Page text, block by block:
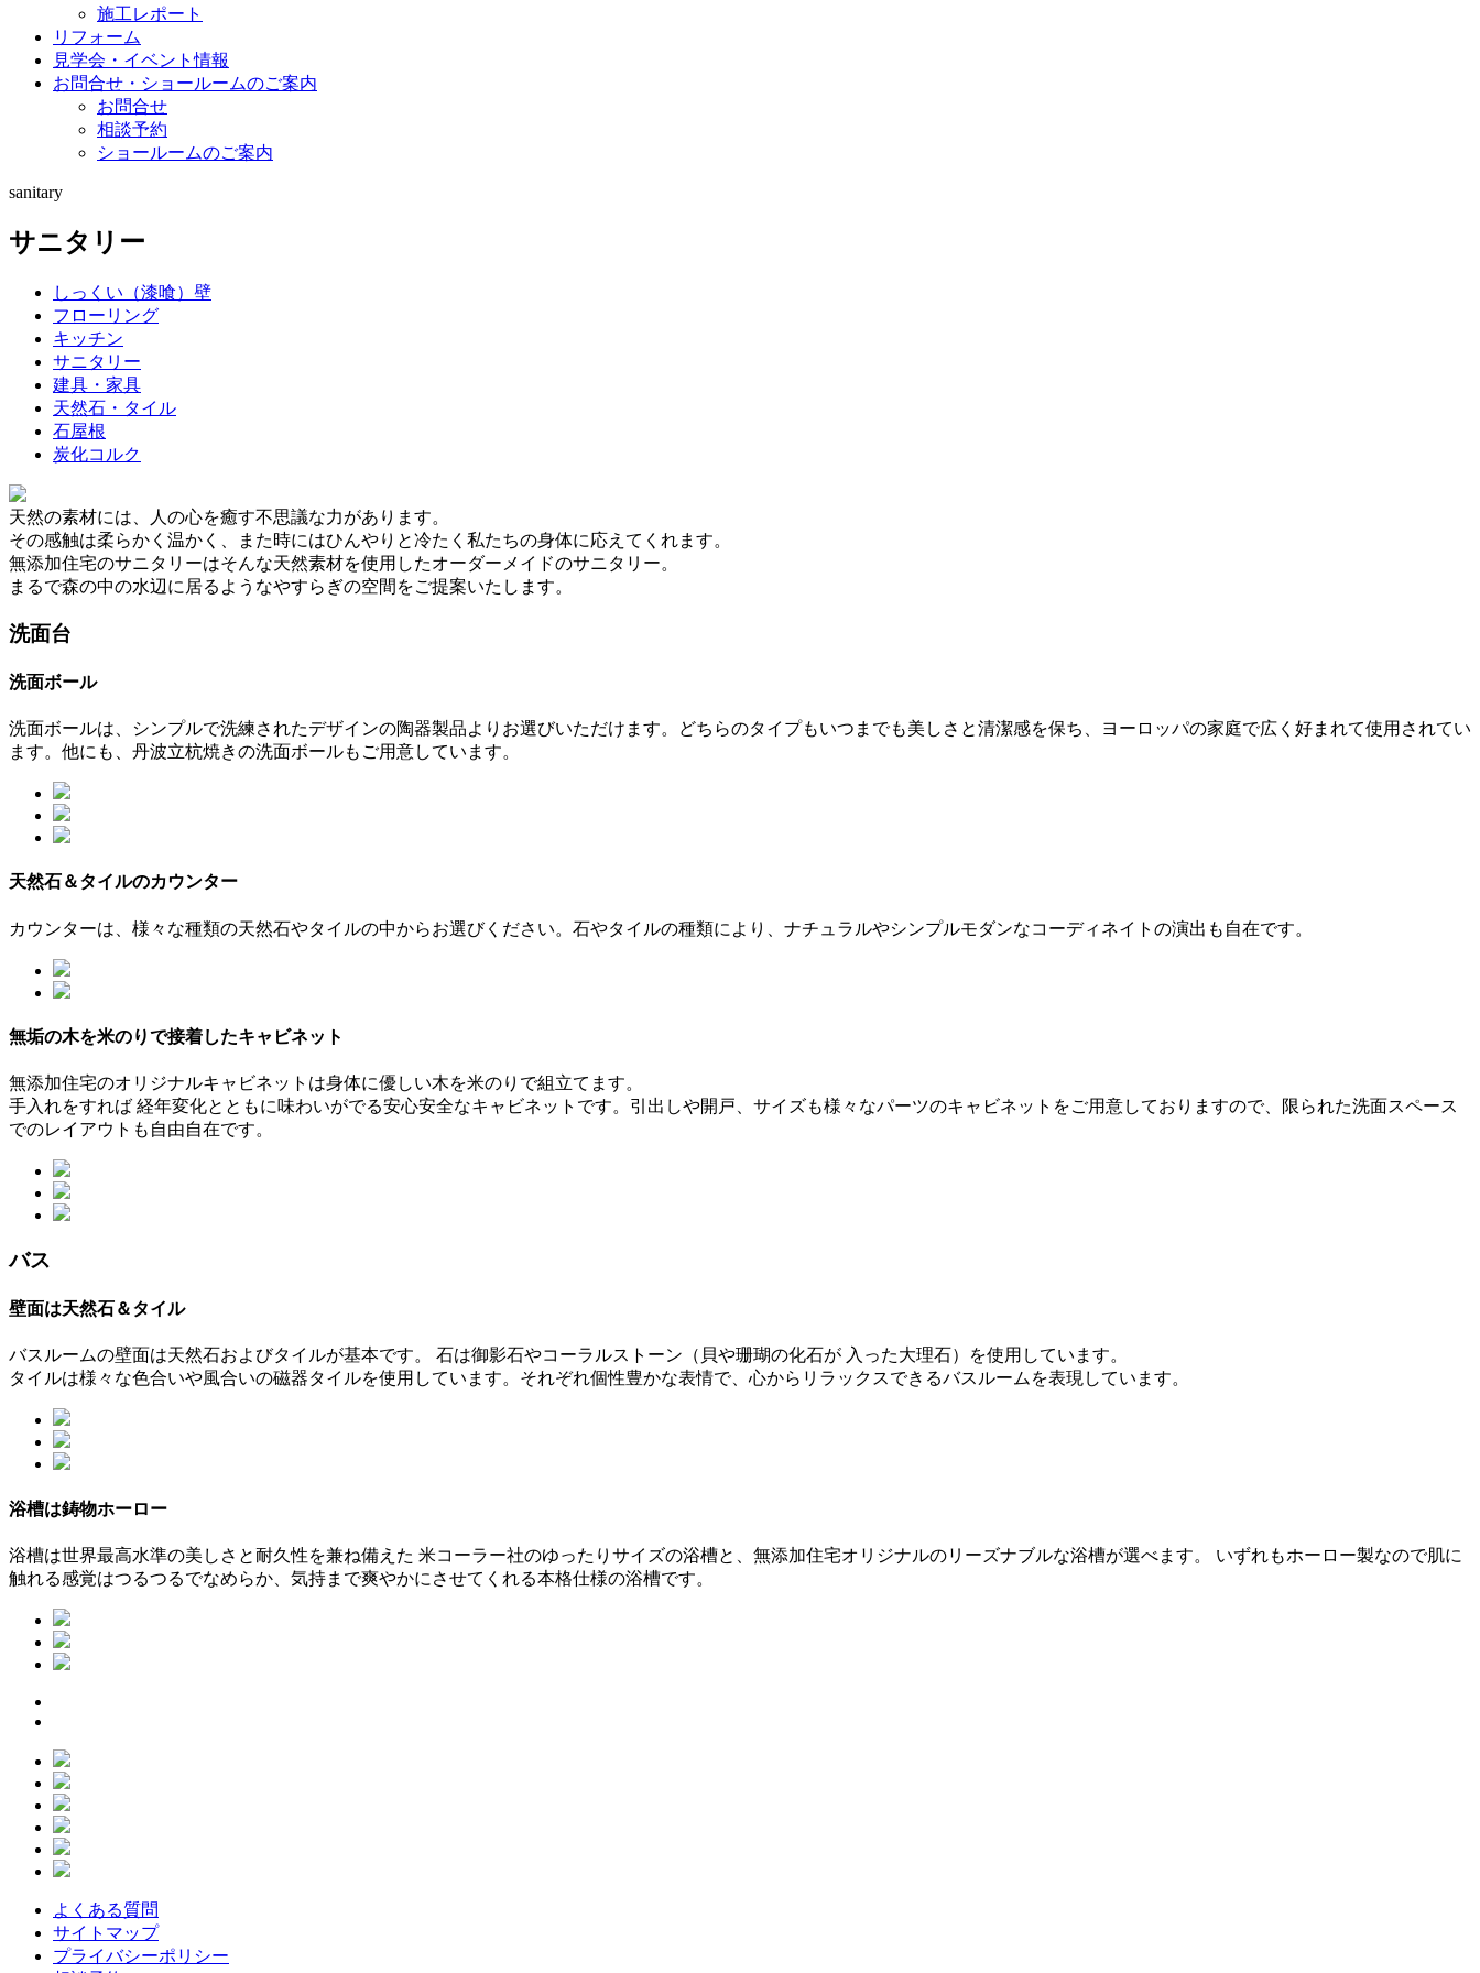
施工レポート
リフォーム
見学会・イベント情報
お問合せ・ショールームのご案内
お問合せ
相談予約
ショールームのご案内
sanitary
サニタリー
しっくい（漆喰）壁
フローリング
キッチン
サニタリー
建具・家具
天然石・タイル
石屋根
炭化コルク
天然の素材には、人の心を癒す不思議な力があります。
その感触は柔らかく温かく、また時にはひんやりと冷たく私たちの身体に応えてくれます。
無添加住宅のサニタリーはそんな天然素材を使用したオーダーメイドのサニタリー。
まるで森の中の水辺に居るようなやすらぎの空間をご提案いたします。
洗面台
洗面ボール
洗面ボールは、シンプルで洗練されたデザインの陶器製品よりお選びいただけます。どちらのタイプもいつまでも美しさと清潔感を保ち、ヨーロッパの家庭で広く好まれて使用されてい
ます。他にも、丹波立杭焼きの洗面ボールもご用意しています。
天然石＆タイルのカウンター
カウンターは、様々な種類の天然石やタイルの中からお選びください。石やタイルの種類により、ナチュラルやシンプルモダンなコーディネイトの演出も自在です。
無垢の木を米のりで接着したキャビネット
無添加住宅のオリジナルキャビネットは身体に優しい木を米のりで組立てます。
手入れをすれば 経年変化とともに味わいがでる安心安全なキャビネットです。引出しや開戸、サイズも様々なパーツのキャビネットをご用意しておりますので、限られた洗面スペース
でのレイアウトも自由自在です。
バス
壁面は天然石＆タイル
バスルームの壁面は天然石およびタイルが基本です。 石は御影石やコーラルストーン（貝や珊瑚の化石が 入った大理石）を使用しています。
タイルは様々な色合いや風合いの磁器タイルを使用しています。それぞれ個性豊かな表情で、心からリラックスできるバスルームを表現しています。
浴槽は鋳物ホーロー
浴槽は世界最高水準の美しさと耐久性を兼ね備えた 米コーラー社のゆったりサイズの浴槽と、無添加住宅オリジナルのリーズナブルな浴槽が選べます。 いずれもホーロー製なので肌に
触れる感覚はつるつるでなめらか、気持まで爽やかにさせてくれる本格仕様の浴槽です。
よくある質問
サイトマップ
プライバシーポリシー